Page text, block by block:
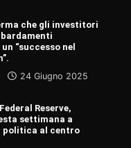
che gli investitori
“successo nel
24 Giugno 2025
Reserve,
settimana a
politica al centro